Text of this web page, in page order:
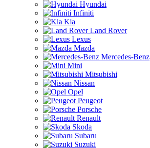
Hyundai
Infiniti
Kia
Land Rover
Lexus
Mazda
Mercedes-Benz
Mini
Mitsubishi
Nissan
Opel
Peugeot
Porsche
Renault
Skoda
Subaru
Suzuki